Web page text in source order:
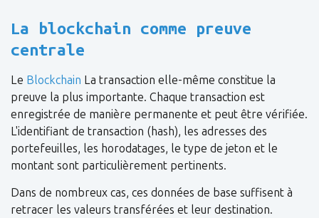
La blockchain comme preuve
centrale
Le Blockchain La transaction elle-même constitue la
preuve la plus importante. Chaque transaction est
enregistrée de manière permanente et peut être vérifiée.
L'identifiant de transaction (hash), les adresses des
portefeuilles, les horodatages, le type de jeton et le
montant sont particulièrement pertinents.
Dans de nombreux cas, ces données de base suffisent à
retracer les valeurs transférées et leur destination.